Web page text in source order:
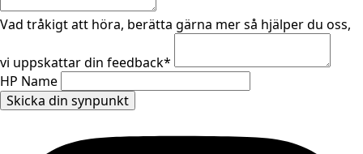
Vad tråkigt att höra, berätta gärna mer så hjälper du oss,
vi uppskattar din feedback*
HP Name
Skicka din synpunkt